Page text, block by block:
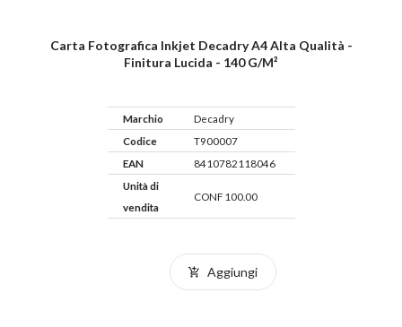
Carta Fotografica Inkjet Decadry A4 Alta Qualità -
Finitura Lucida - 140 G/m²
Marchio
Decadry
Codice
T900007
EAN
8410782118046
Unità di
vendita
CONF 100.00
Aggiungi